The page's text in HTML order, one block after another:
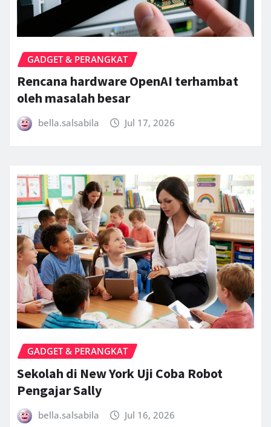
GADGET & PERANGKAT
Rencana hardware OpenAI terhambat
oleh masalah besar
bella.salsabila Jul 17, 2026
GADGET & PERANGKAT
Sekolah di New York Uji Coba Robot
Pengajar Sally
bella.salsabila Jul 16, 2026